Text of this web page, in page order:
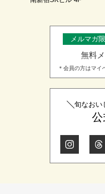
要と判断した場合
2. 当社は、前項各号の場合以
延又は中断等が発生したとし
三者が被った損害について一
1. 当サイト上では以下の行為
(a) 他の会員、第三者又は当
(b) 有害なコンピュータプロ
(d) 営利を目的として当サイト
(e) 公序良俗に反する行為
メルマガ
無料
＊会員の方はマイ
旬なおい
公